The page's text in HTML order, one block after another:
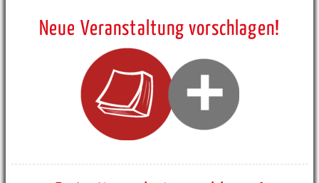
Neue Veranstaltung vorschlagen!